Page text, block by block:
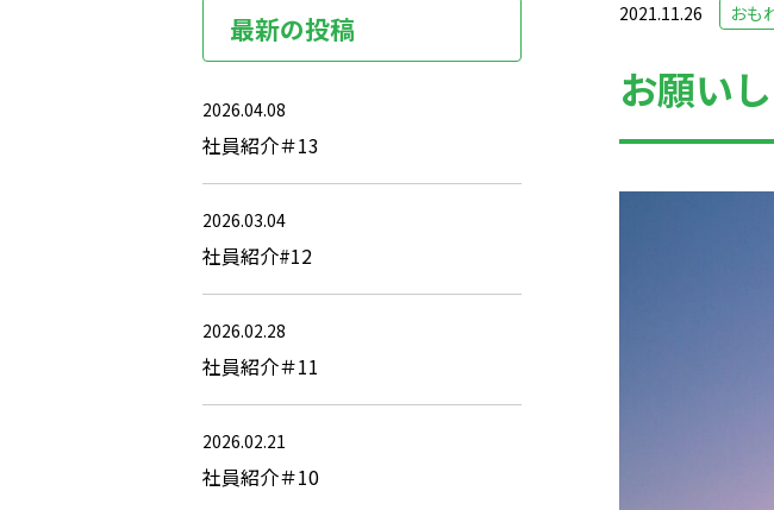
2021.11.26 おも
お願い
最新の投稿
2026.04.08
社員紹介＃13
2026.03.04
社員紹介#12
2026.02.28
社員紹介＃11
2026.02.21
社員紹介＃10